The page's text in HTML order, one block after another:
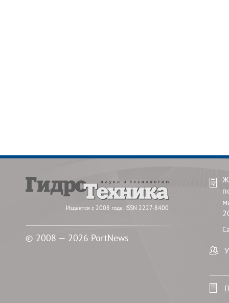
Издается с 2008 года. ISSN 2227-8400
© 2008 — 2026 PortNews